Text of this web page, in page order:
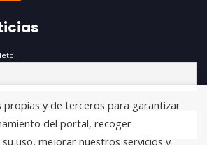
propias y de terceros para garantizar
del portal, recoger
uso, mejorar nuestros servicios y